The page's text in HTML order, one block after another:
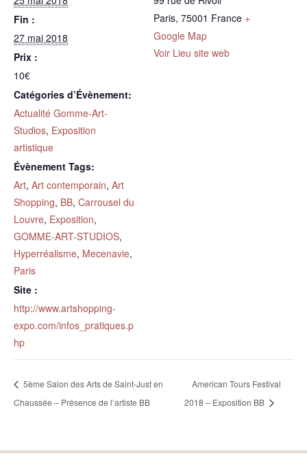
Fin :
27 mai 2018
Prix :
10€
Catégories d’Évènement:
Actualité Gomme-Art-
Studios, Exposition
artistique
Évènement Tags:
Art, Art contemporain, Art
Shopping, BB, Carrousel du
Louvre, Exposition,
GOMME-ART-STUDIOS,
Hyperréalisme, Mecenavie,
Paris
Site :
http://www.artshopping-
expo.com/infos_pratiques.p
hp
Paris, 75001 France +
Google Map
Voir Lieu site web
5ème Salon des Arts de Saint-Just en
Chaussée – Présence de l’artiste BB
American Tours Festival
2018 – Exposition BB